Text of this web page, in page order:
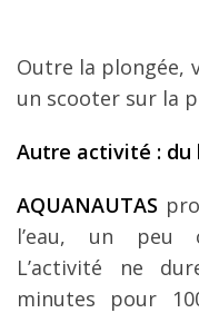
Outre la plongée,
un scooter sur la
Autre activité : du
AQUANAUTAS
l’eau, un peu
L’activité ne
minutes pour